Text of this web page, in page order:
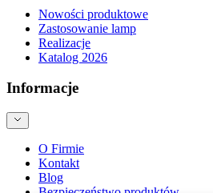
Nowości produktowe
Zastosowanie lamp
Realizacje
Katalog 2026
Informacje
O Firmie
Kontakt
Blog